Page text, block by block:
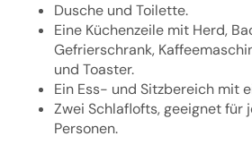
Dusche und Toilette.
Eine Küchenzeile mit Herd,
Gefrierschrank,
und Toaster.
Ein Ess- und Sitzbereich mit
Zwei Schlaflofts, geeignet für
Personen.